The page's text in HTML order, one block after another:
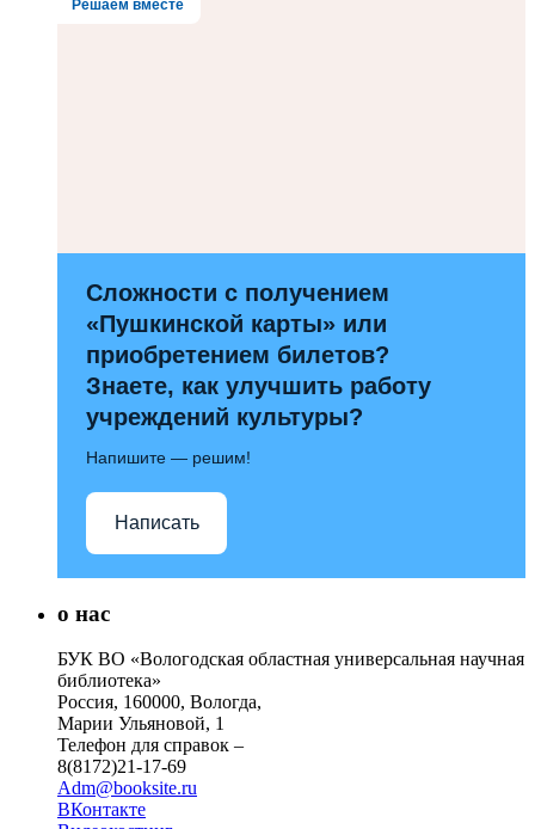
Решаем вместе
Сложности с получением
«Пушкинской карты» или
приобретением билетов?
Знаете, как улучшить работу
учреждений культуры?
Напишите — решим!
Написать
о нас
БУК ВО «Вологодская областная универсальная научная
библиотека»
Россия, 160000, Вологда,
Марии Ульяновой, 1
Телефон для справок –
8(8172)21-17-69
Adm@booksite.ru
ВКонтакте